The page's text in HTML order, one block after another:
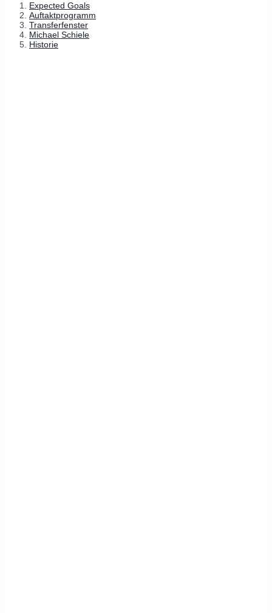
Expected Goals
Auftaktprogramm
Transferfenster
Michael Schiele
Historie